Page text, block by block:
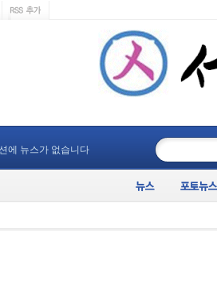
에 뉴스가 없습니다